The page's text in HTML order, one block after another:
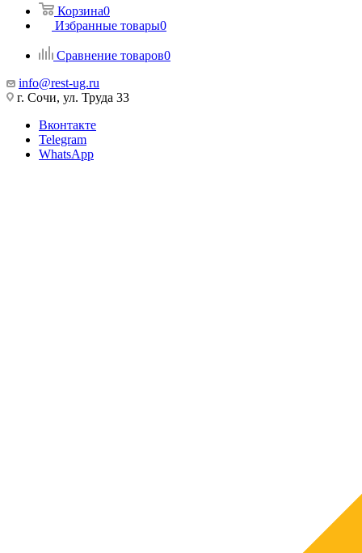
Корзина0
Избранные товары0
Сравнение товаров0
info@rest-ug.ru
г. Сочи, ул. Труда 33
Вконтакте
Telegram
WhatsApp